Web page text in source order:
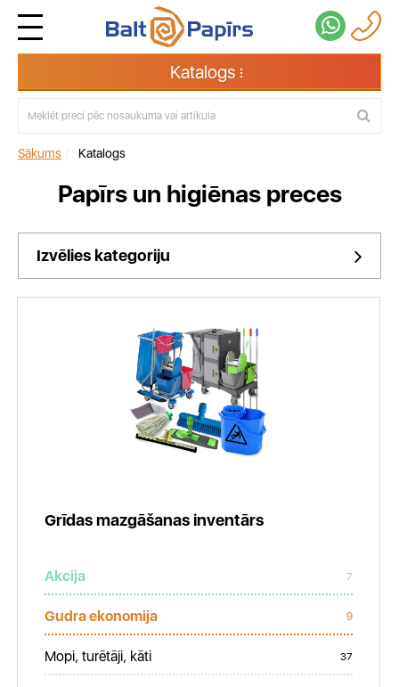
Katalogs
Sākums Katalogs
Papīrs un higiēnas preces
Izvēlies kategoriju
Grīdas mazgāšanas inventārs
Akcija 7
Gudra ekonomija 9
Mopi, turētāji, kāti 37